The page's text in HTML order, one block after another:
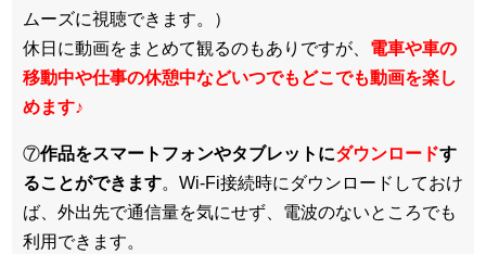
ムーズに視聴できます。）
休日に動画をまとめて観るのもありですが、 電車や車の
移動中や仕事の休憩中などいつでもどこでも動画を楽し
めます♪
⑦作品をスマートフォンやタブレットにダウンロードす
ることができます。Wi-Fi接続時にダウンロードしておけ
ば、外出先で通信量を気にせず、電波のないところでも
利用できます。